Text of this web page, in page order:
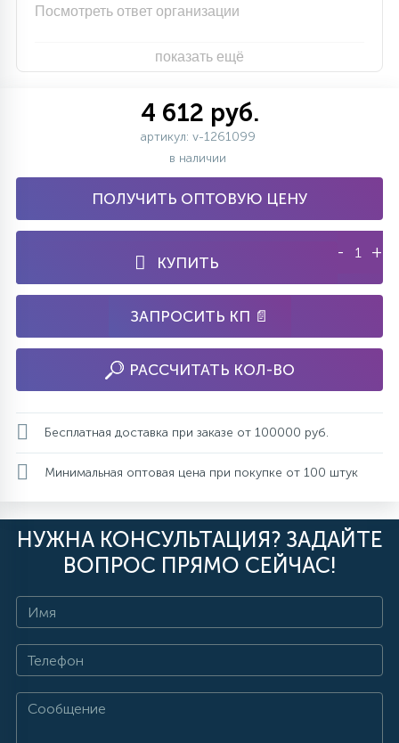
Посмотреть ответ организации
показать ещё
4 612 руб.
артикул: v-1261099
в наличии
ПОЛУЧИТЬ ОПТОВУЮ ЦЕНУ
КУПИТЬ
- +
ЗАПРОСИТЬ КП 📄
РАССЧИТАТЬ КОЛ-ВО
Бесплатная доставка при заказе от 100000 руб.
Минимальная оптовая цена при покупке от 100 штук
НУЖНА КОНСУЛЬТАЦИЯ? ЗАДАЙТЕ
ВОПРОС ПРЯМО СЕЙЧАС!